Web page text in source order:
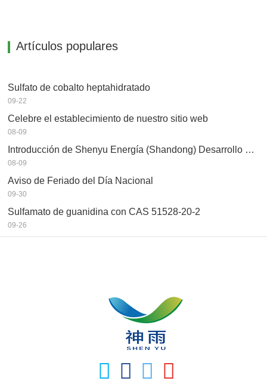
Artículos populares
Sulfato de cobalto heptahidratado
09-22
Celebre el establecimiento de nuestro sitio web
08-09
Introducción de Shenyu Energía (Shandong) Desarrollo Co., Ltd
08-09
Aviso de Feriado del Día Nacional
09-30
Sulfamato de guanidina con CAS 51528-20-2
09-26